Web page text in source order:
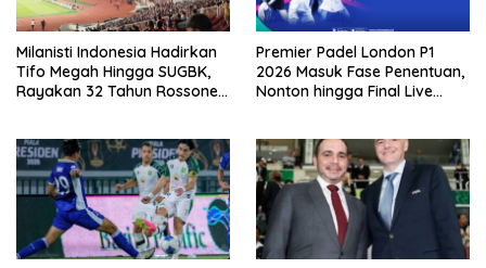
Milanisti Indonesia Hadirkan
Tifo Megah Hingga SUGBK,
Rayakan 32 Tahun Rossoneri
Premier Padel London P1
2026 Masuk Fase Penentuan,
Nonton hingga Final Live